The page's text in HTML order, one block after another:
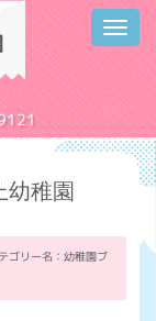
稚園
リー名： 幼稚園ブ